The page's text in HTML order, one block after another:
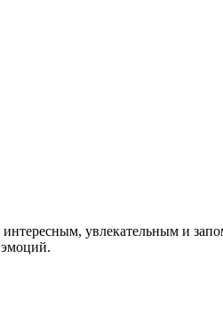
увлекательным и
эмоций.